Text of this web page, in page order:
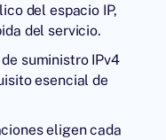
del espacio IP,
del servicio.
suministro IPv4
esencial de
eligen cada